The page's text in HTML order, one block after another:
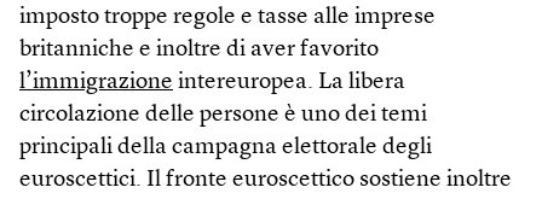
imposto troppe regole e tasse alle imprese
britanniche e inoltre di aver favorito
l’immigrazione intereuropea. La libera
circolazione delle persone è uno dei temi
principali della campagna elettorale degli
euroscettici. Il fronte euroscettico sostiene inoltre